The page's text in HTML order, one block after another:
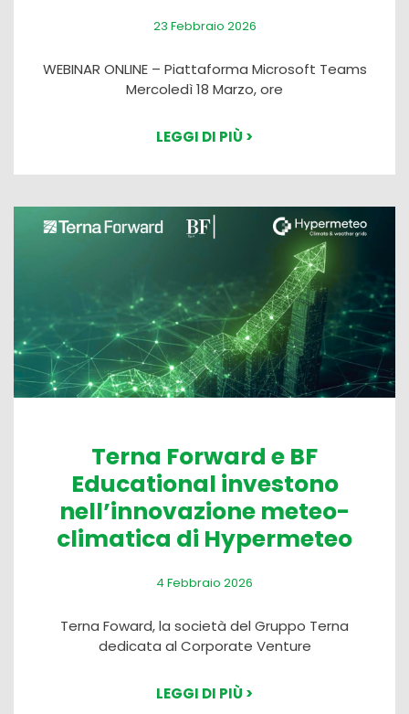
23 Febbraio 2026
WEBINAR ONLINE – Piattaforma Microsoft Teams
Mercoledì 18 Marzo, ore
LEGGI DI PIÙ >
Terna Forward e BF
Educational investono
nell’innovazione meteo-
climatica di Hypermeteo
4 Febbraio 2026
Terna Foward, la società del Gruppo Terna
dedicata al Corporate Venture
LEGGI DI PIÙ >